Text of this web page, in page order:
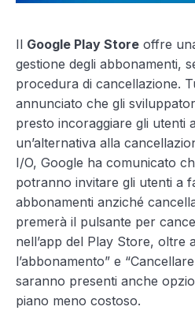
Il Google Play Store offre
gestione degli abbonamenti,
procedura di cancellazione.
annunciato che gli
presto incoraggiare gli utenti
un’alternativa alla
I/O, Google ha comunicato
potranno invitare gli utenti a
abbonamenti anziché
premerà il pulsante per
nell’app del Play Store, oltre
l’abbonamento” e
saranno presenti anche
piano meno costoso.